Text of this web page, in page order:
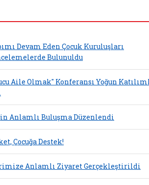
Devam Eden Çocuk Kuruluşları
Bulunuldu
Aile Olmak" Konferansı Yoğun
Anlamlı Buluşma Düzenlendi
Çocuğa Destek!
Anlamlı Ziyaret Gerçekleştirildi